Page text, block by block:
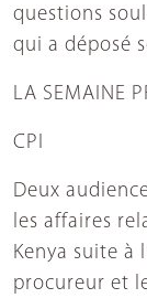
questions
qui a déposé
LA SEMAINE
CPI
Deux
les affaires
Kenya suite à
procureur et